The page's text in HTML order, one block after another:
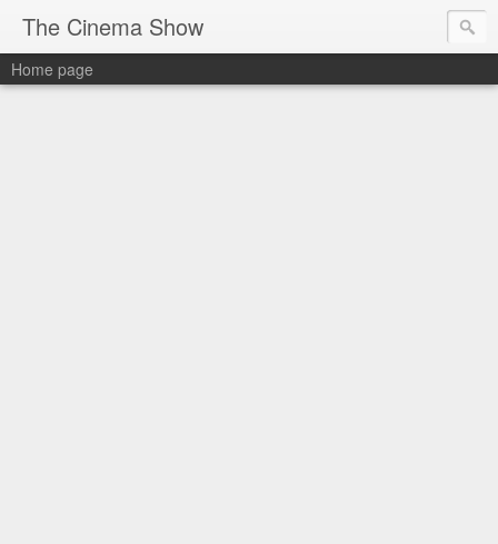
The Cinema Show
Home page